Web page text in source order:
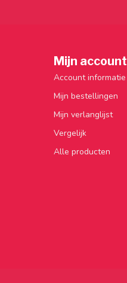
Mijn account
Account informatie
Mijn bestellingen
Mijn verlanglijst
Vergelijk
Alle producten